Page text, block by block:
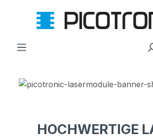
Zum Hauptinhalt springen
HOCHWERTIGE